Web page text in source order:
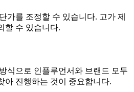
단가를 조정할 수 있습니다. 고가 제
할 수 있습니다.
식으로 인플루언서와 브랜드 모두
아 진행하는 것이 중요합니다.